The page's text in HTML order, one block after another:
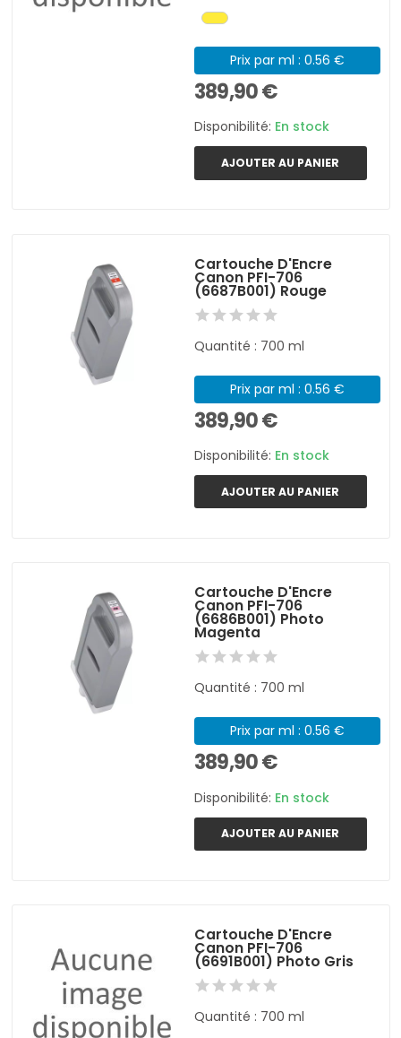
Prix par ml : 0.56 €
389,90 €
Disponibilité: En stock
AJOUTER AU PANIER
Cartouche D'Encre
Canon PFI-706
(6687B001) Rouge
Quantité : 700 ml
Prix par ml : 0.56 €
389,90 €
Disponibilité: En stock
AJOUTER AU PANIER
Cartouche D'Encre
Canon PFI-706
(6686B001) Photo
Magenta
Quantité : 700 ml
Prix par ml : 0.56 €
389,90 €
Disponibilité: En stock
AJOUTER AU PANIER
Cartouche D'Encre
Canon PFI-706
(6691B001) Photo Gris
Quantité : 700 ml